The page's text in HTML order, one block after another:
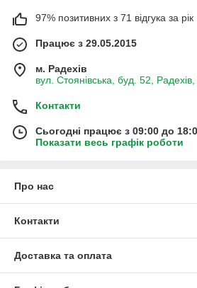
97% позитивних з 71 відгука за рік
Працює з 29.05.2015
м. Радехів
вул. Стоянівська, буд. 52, Радехів,
Контакти
Сьогодні працює з 09:00 до
Показати весь графік роботи
Про нас
Контакти
Доставка та оплата